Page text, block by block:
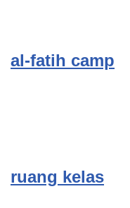
al-fatih camp
ruang kelas